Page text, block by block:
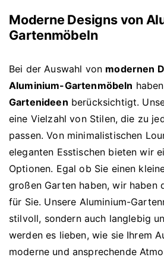
Moderne Designs von
Gartenmöbeln
Bei der Auswahl von modernen
Aluminium-Gartenmöbeln
Gartenideen berücksichtigt.
eine Vielzahl von Stilen, die zu
passen. Von minimalistischen
eleganten Esstischen bieten wir
Optionen. Egal ob Sie einen
großen Garten haben, wir haben
für Sie. Unsere Aluminium-
stilvoll, sondern auch langlebig
werden es lieben, wie sie Ihrem
moderne und ansprechende